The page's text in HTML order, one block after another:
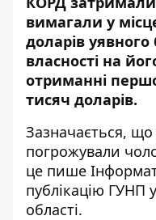
вимагали у
доларів
власності на
отриманні
тисяч доларів.
Зазначається,
погрожували
це пише
публікацію ГУНП
області.